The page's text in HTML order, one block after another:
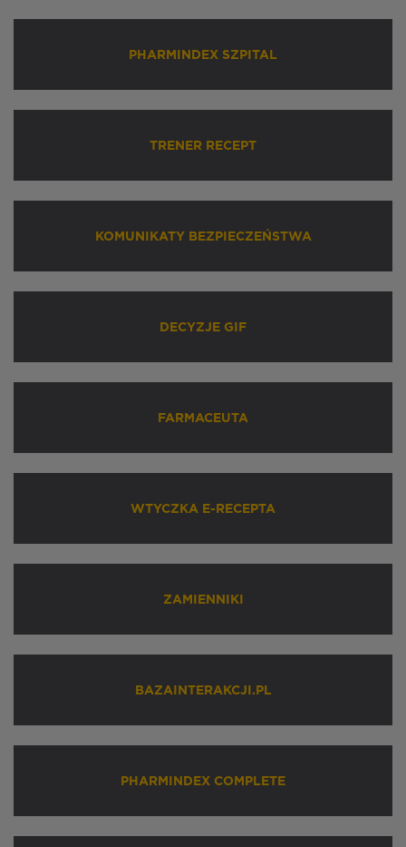
PHARMINDEX SZPITAL
TRENER RECEPT
KOMUNIKATY BEZPIECZEŃSTWA
DECYZJE GIF
FARMACEUTA
WTYCZKA E-RECEPTA
ZAMIENNIKI
BAZAINTERAKCJI.PL
PHARMINDEX COMPLETE